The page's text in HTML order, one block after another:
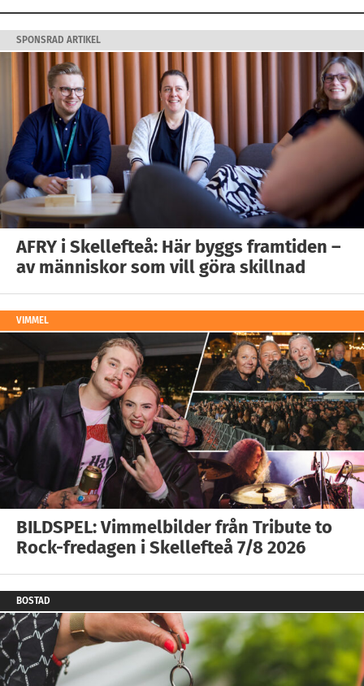
SPONSRAD ARTIKEL
AFRY i Skellefteå: Här byggs framtiden –
av människor som vill göra skillnad
VIMMEL
BILDSPEL: Vimmelbilder från Tribute to
Rock-fredagen i Skellefteå 7/8 2026
BOSTAD